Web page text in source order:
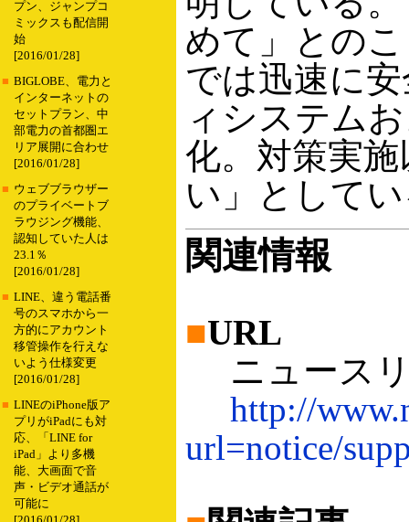
プン、ジャンプコ
ミックスも配信開
始
[2016/01/28]
■ BIGLOBE、電力と
インターネットの
セットプラン、中
部電力の首都圏エ
リア展開に合わせ
[2016/01/28]
■ ウェブブラウザー
のプライベートブ
ラウジング機能、
認知していた人は
23.1％
[2016/01/28]
■ LINE、違う電話番
号のスマホから一
方的にアカウント
移管操作を行えな
いよう仕様変更
[2016/01/28]
■ LINEのiPhone版ア
プリがiPadにも対
応、「LINE for
iPad」より多機
能、大画面で音
声・ビデオ通話が
可能に
めて」との
では迅速に
ィシステム
化。対策実
い」として
関連情報
■URL
ニュース
http://
url=notice/